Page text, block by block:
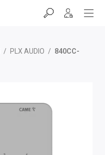
/ PLX AUDIO / 840CC-